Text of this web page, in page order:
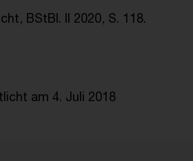
BStBl. II 2020, S. 118.
am 4. Juli 2018